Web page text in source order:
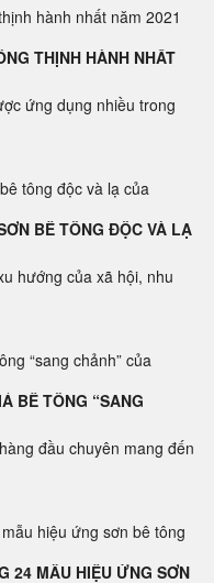
THỊNH HÀNH NHẤT
ứng dụng nhiều trong
BÊ TÔNG ĐỘC VÀ LẠ
hướng của xã hội, nhu
BÊ TÔNG “SANG
đầu chuyên mang đến
24 MẪU HIỆU ỨNG SƠN